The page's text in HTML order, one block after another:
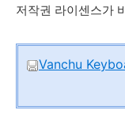
저작권 라이센스가
Vanchu